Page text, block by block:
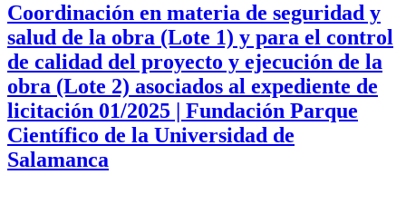
Coordinación en materia de seguridad y
salud de la obra (Lote 1) y para el control
de calidad del proyecto y ejecución de la
obra (Lote 2) asociados al expediente de
licitación 01/2025 | Fundación Parque
Científico de la Universidad de
Salamanca